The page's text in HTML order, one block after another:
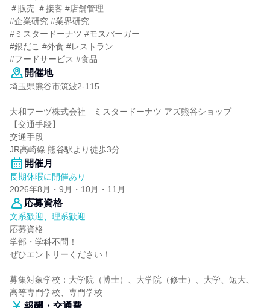
＃販売 ＃接客 #店舗管理
#企業研究 #業界研究
#ミスタードーナツ #モスバーガー
#銀だこ #外食 #レストラン
#フードサービス #食品
開催地
埼玉県熊谷市筑波2-115
大和フーヅ株式会社 ミスタードーナツ アズ熊谷ショップ
【交通手段】
交通手段
JR高崎線 熊谷駅より徒歩3分
開催月
長期休暇に開催あり
2026年8月・9月・10月・11月
応募資格
文系歓迎、理系歓迎
応募資格
学部・学科不問！
ぜひエントリーください！
募集対象学校：大学院（博士）、大学院（修士）、大学、短大、
高等専門学校、専門学校
報酬・交通費